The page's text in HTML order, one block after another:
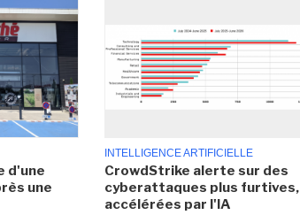
d'une
une
INTELLIGENCE ARTIFICIELLE
CrowdStrike alerte sur des
cyberattaques plus furtives,
accélérées par l'IA